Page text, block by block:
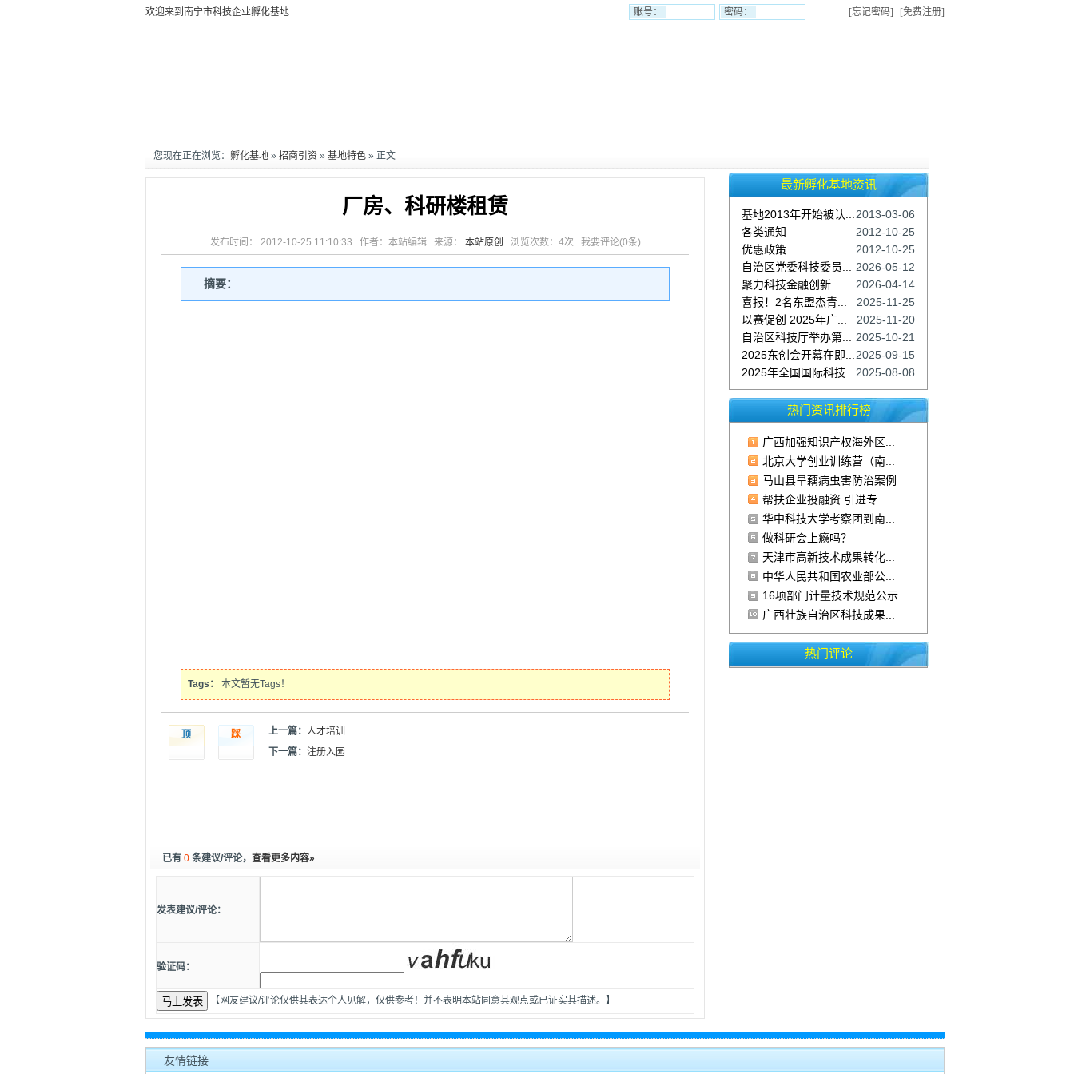
欢迎来到南宁市科技企业孵化基地 账号： 密码： [忘记密码] [免费注册]
您现在正在浏览： 孵化基地 » 招商引资 » 基地特色 » 正文
厂房、科研楼租赁
发布时间： 2012-10-25 11:10:33 作者：本站编辑 来源： 本站原创 浏览次数： 4次 我要评论(0条)
摘要：
Tags： 本文暂无Tags！
顶 踩 上一篇： 人才培训
下一篇： 注册入园
已有 0 条建议/评论， 查看更多内容»
发表建议/评论：
验证码：
【网友建议/评论仅供其表达个人见解，仅供参考！并不表明本站同意其观点或已证实其描述。】
最新孵化基地资讯
2013-03-06
基地2013年开始被认...
2012-10-25
各类通知
2012-10-25
优惠政策
2026-05-12
自治区党委科技委员...
2026-04-14
聚力科技金融创新 ...
2025-11-25
喜报！2名东盟杰青...
2025-11-20
以赛促创 2025年广...
2025-10-21
自治区科技厅举办第...
2025-09-15
2025东创会开幕在即...
2025-08-08
2025年全国国际科技...
热门资讯排行榜
广西加强知识产权海外区...
北京大学创业训练营（南...
马山县旱藕病虫害防治案例
帮扶企业投融资 引进专...
华中科技大学考察团到南...
做科研会上瘾吗？
天津市高新技术成果转化...
中华人民共和国农业部公...
16项部门计量技术规范公示
广西壮族自治区科技成果...
热门评论
友情链接